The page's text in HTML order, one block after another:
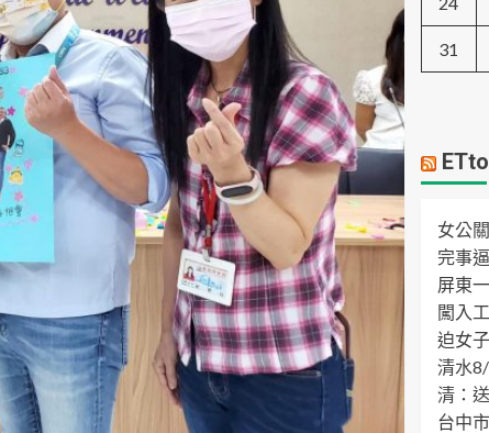
31
女公
完事
屏東
闖入
迫女
清水
清：
台中